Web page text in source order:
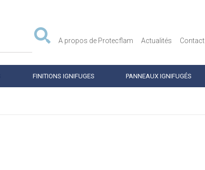
A propos de Protecflam Actualités Contact
FINITIONS IGNIFUGES PANNEAUX IGNIFUGÉS